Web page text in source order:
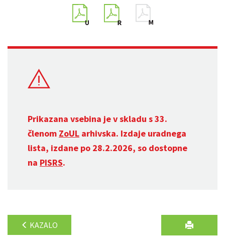
Prikazana vsebina je v skladu s 33.
členom ZoUL arhivska. Izdaje uradnega
lista, izdane po 28.2.2026, so dostopne
na PISRS.
KAZALO